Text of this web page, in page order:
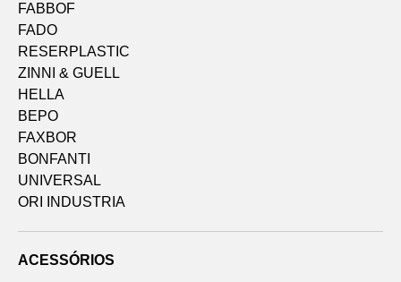
FABBOF
FADO
RESERPLASTIC
ZINNI & GUELL
HELLA
BEPO
FAXBOR
BONFANTI
UNIVERSAL
ORI INDUSTRIA
ACESSÓRIOS